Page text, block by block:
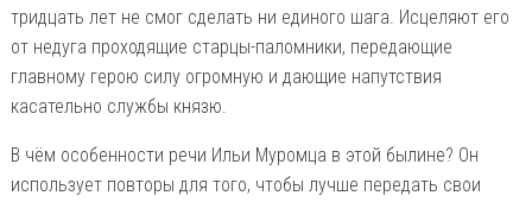
тридцать лет не смог сделать ни единого шага. Исцеляют его
от недуга проходящие старцы-паломники, передающие
главному герою силу огромную и дающие напутствия
касательно службы князю.
В чём особенности речи Ильи Муромца в этой былине? Он
использует повторы для того, чтобы лучше передать свои